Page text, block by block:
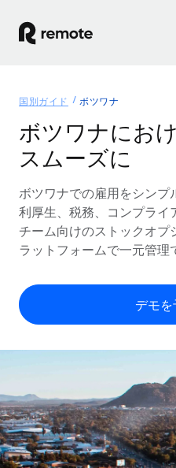
グローバル雇用
グローバル給与処理
コンプライアンス対応の給
Employer of Record（
グローバル展開をコストを
Contractor of Record
世界中の契約社員と法令を
複雑な雇用関連業務を外部
インフラ
ソリューション
各国の制度に対応
国別ガイド
/国別のグローバル雇用支援
Remoteを他社と比較
成長の段階
スタートアップ
成長中の企業向けのアジャ
リューション
リソース
ツールと計算ツール
従業員コスト計算ツー
グローバルな契約社員向け
ドを確認する
REMOTEで学習
価格
English
Français
Deutsch
ロ
国別ガイド ボツワナ
ボツワナにお
スムーズに
ボツワナでの雇用をシンプ
利厚生、税務、コンプライ
チーム向けのストックオ
ラットフォームで一元管理
デモを